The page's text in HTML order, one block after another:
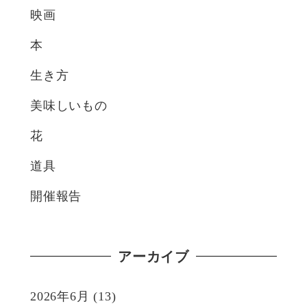
映画
本
生き方
美味しいもの
花
道具
開催報告
アーカイブ
2026年6月 (13)